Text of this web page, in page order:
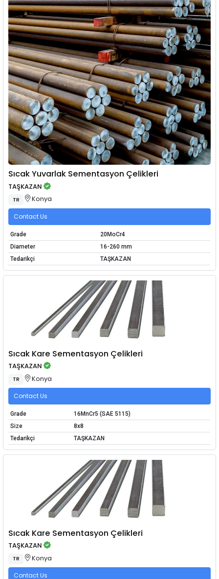
Sıcak Yuvarlak Sementasyon Çelikleri
TAŞKAZAN
TR Konya
Contact Us
Grade
20MoCr4
Diameter
16-260 mm
Tedarikçi
TAŞKAZAN
Sıcak Kare Sementasyon Çelikleri
TAŞKAZAN
TR Konya
Contact Us
Grade
16MnCr5 (SAE 5115)
Size
8x8
Tedarikçi
TAŞKAZAN
Sıcak Kare Sementasyon Çelikleri
TAŞKAZAN
TR Konya
Contact Us